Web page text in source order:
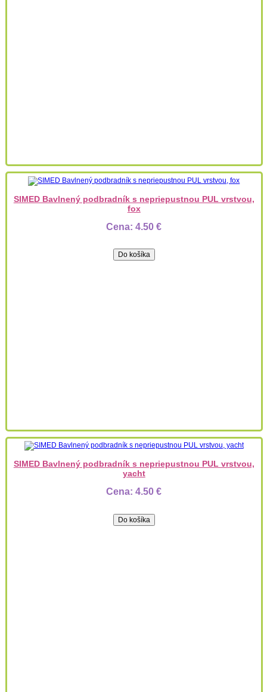
SIMED Bavlnený podbradník s nepriepustnou PUL vrstvou,
fox
Cena:4.50 €
SIMED Bavlnený podbradník s nepriepustnou PUL vrstvou,
yacht
Cena:4.50 €